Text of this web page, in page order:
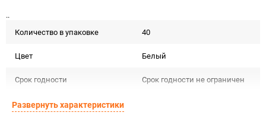
..
Количество в упаковке
40
Цвет Белый
Срок годности Срок годности не ограничен
Предназначение товара
Развернуть характеристики